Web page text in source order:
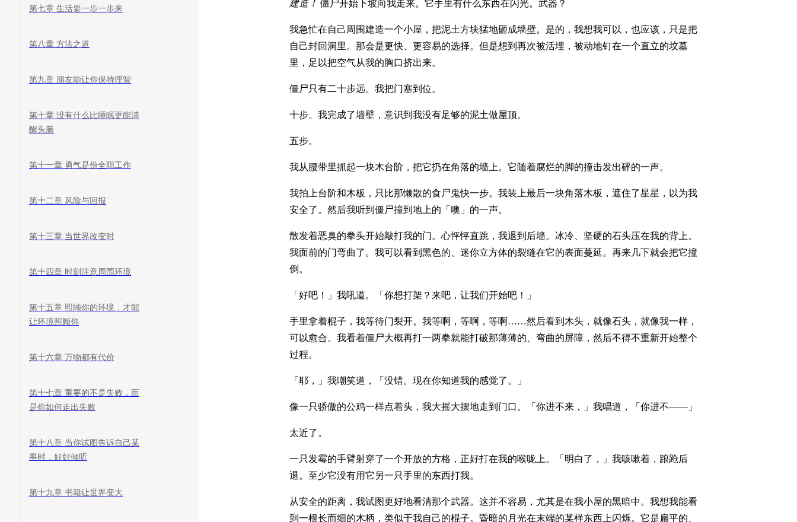
第七章 生活要一步一步来
第八章 方法之道
第九章 朋友能让你保持理智
第十章 没有什么比睡眠更能清
醒头脑
第十一章 勇气是份全职工作
第十二章 风险与回报
第十三章 当世界改变时
第十四章 时刻注意周围环境
第十五章 照顾你的环境，才能
让环境照顾你
第十六章 万物都有代价
第十七章 重要的不是失败，而
是你如何走出失败
第十八章 当你试图告诉自己某
事时，好好倾听
第十九章 书籍让世界变大
建造！ 僵尸开始下坡向我走来。它手里有什么东西在闪光。武器？
我急忙在自己周围建造一个小屋，把泥土方块猛地砸成墙壁。是的，我想我可以，也应该，只是把
自己封回洞里。那会是更快、更容易的选择。但是想到再次被活埋，被动地钉在一个直立的坟墓
里，足以把空气从我的胸口挤出来。
僵尸只有二十步远。我把门塞到位。
十步。我完成了墙壁，意识到我没有足够的泥土做屋顶。
五步。
我从腰带里抓起一块木台阶，把它扔在角落的墙上。它随着腐烂的脚的撞击发出砰的一声。
我拍上台阶和木板，只比那懒散的食尸鬼快一步。我装上最后一块角落木板，遮住了星星，以为我
安全了。然后我听到僵尸撞到地上的「噢」的一声。
散发着恶臭的拳头开始敲打我的门。心怦怦直跳，我退到后墙。冰冷、坚硬的石头压在我的背上。
我面前的门弯曲了。我可以看到黑色的、迷你立方体的裂缝在它的表面蔓延。再来几下就会把它撞
倒。
「好吧！」我吼道。「你想打架？来吧，让我们开始吧！」
手里拿着棍子，我等待门裂开。我等啊，等啊，等啊……然后看到木头，就像石头，就像我一样，
可以愈合。我看着僵尸大概再打一两拳就能打破那薄薄的、弯曲的屏障，然后不得不重新开始整个
过程。
「耶，」我嘲笑道，「没错。现在你知道我的感觉了。」
像一只骄傲的公鸡一样点着头，我大摇大摆地走到门口。「你进不来，」我唱道，「你进不——」
太近了。
一只发霉的手臂射穿了一个开放的方格，正好打在我的喉咙上。「明白了，」我咳嗽着，踉跄后
退。至少它没有用它另一只手里的东西打我。
从安全的距离，我试图更好地看清那个武器。这并不容易，尤其是在我小屋的黑暗中。我想我能看
到一根长而细的木柄，类似于我自己的棍子。昏暗的月光在末端的某样东西上闪烁。它是扁平的、